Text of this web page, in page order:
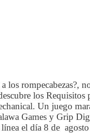
los rompecabezas?,
los Requisitos
Un juego
Games y Grip
el día 8 de